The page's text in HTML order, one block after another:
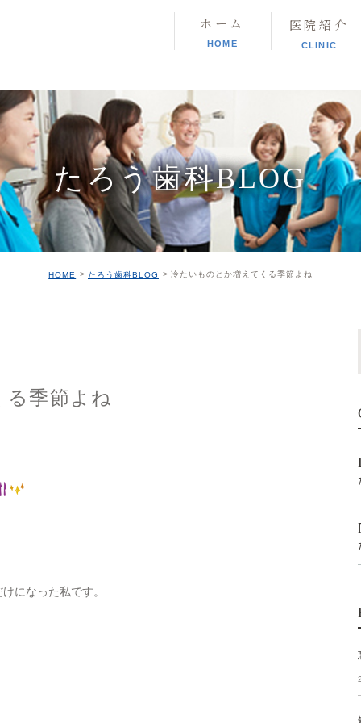
ホーム
HOME
医院紹介
CLINIC
たろう歯科BLOG
HOME たろう歯科BLOG 冷たいものとか増えてくる季節よね
季節よね
けになった私です。